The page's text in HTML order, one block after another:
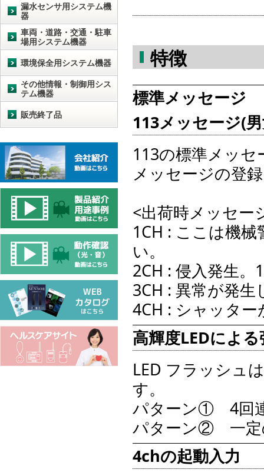
特徴
標準メッセージ
113メッセージ(
113の標準メッ
メッセージの登
<出荷時メッセー
1CH : ここは機
い。
2CH : 侵入発生
3CH : 異常が発生
4CH : シャッタ
高輝度LEDによ
LED フラッシュ
す。
パターン① 4回
パターン② 一定
4chの起動入力
漏水センサ用システム機
器
車両・道路・交通・駐車
場用システム機器
環境保全用システム機器
その他情報・制御用シス
テム機器
販売終了品